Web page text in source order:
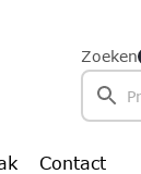
Zoeken
Contact